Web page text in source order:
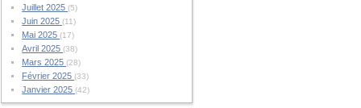
Juillet 2025(5)
Juin 2025(11)
Mai 2025(17)
Avril 2025(38)
Mars 2025(28)
Février 2025(33)
Janvier 2025(42)